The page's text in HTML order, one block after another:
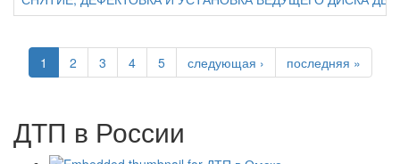
1 2 3 4 5 следующая › последняя »
ДТП в России